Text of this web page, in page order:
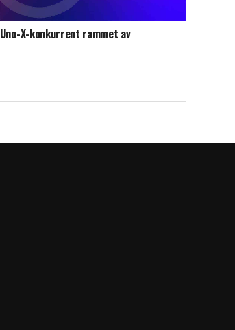
Uno-X-konkurrent rammet av